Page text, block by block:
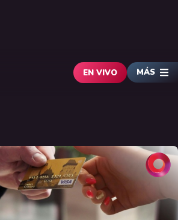
EN VIVO MÁS